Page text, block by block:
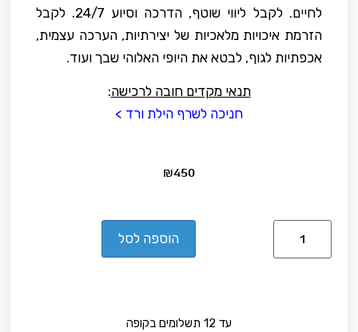
לחיים. לקבל ליווי שוטף, הדרכה וסיוע 24/7. לקבל
הזרמת איכויות מלאכיות של יצירתיות, הערכה עצמית,
אכפתיות לגוף, לבטא את היופי האלוהי שבך ועוד.
תנאי מקדים חובה לרכישה:
חניכה לשרף הילת ורד >
₪450
הוספה לסל
עד 12 תשלומים בקופה